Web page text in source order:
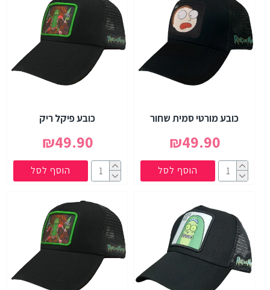
כובע מורטי סמית שחור
₪49.90
הוסף לסל
כובע פיקל ריק
₪49.90
הוסף לסל